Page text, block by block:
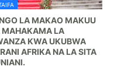
LA MAKAO MAKUU
MAHAKAMA LA
KWA UKUBWA
AFRIKA NA LA SITA